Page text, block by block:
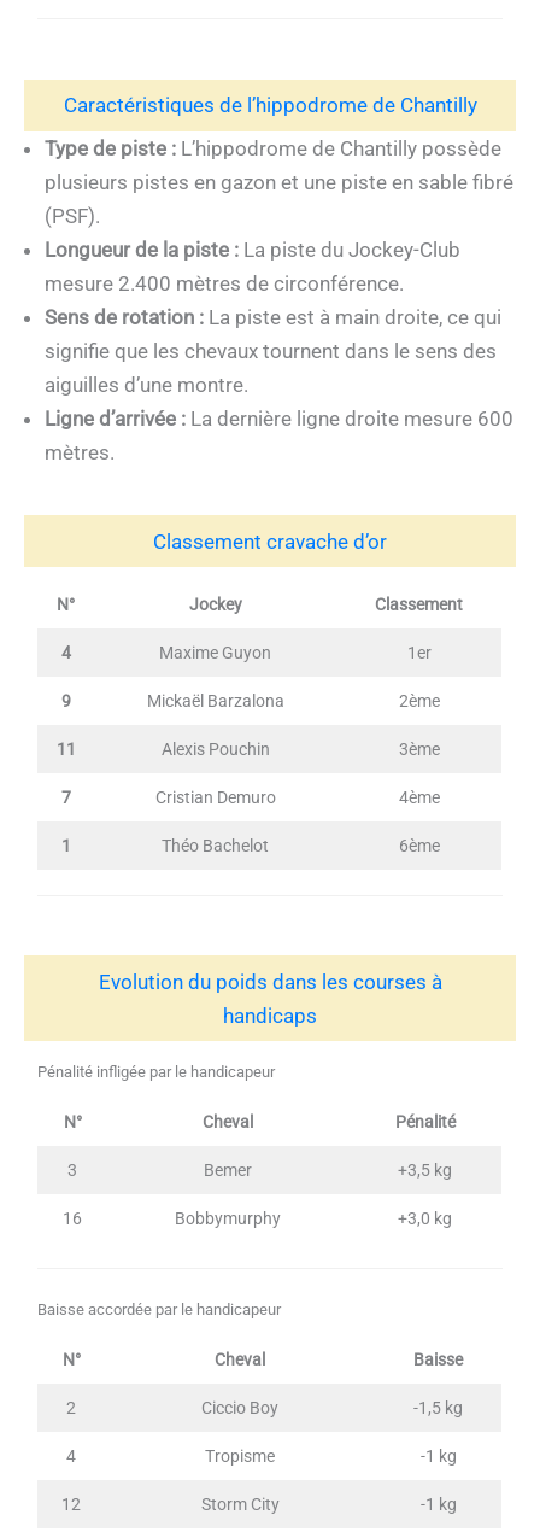
Caractéristiques de l’hippodrome de Chantilly
Type de piste : L’hippodrome de Chantilly possède
plusieurs pistes en gazon et une piste en sable fibré
(PSF).
Longueur de la piste : La piste du Jockey-Club
mesure 2.400 mètres de circonférence.
Sens de rotation : La piste est à main droite, ce qui
signifie que les chevaux tournent dans le sens des
aiguilles d’une montre.
Ligne d’arrivée : La dernière ligne droite mesure 600
mètres.
Classement cravache d’or
N° Jockey Classement
4 Maxime Guyon 1er
9 Mickaël Barzalona 2ème
11 Alexis Pouchin 3ème
7 Cristian Demuro 4ème
1 Théo Bachelot 6ème
Evolution du poids dans les courses à
handicaps
Pénalité infligée par le handicapeur
N° Cheval Pénalité
3 Bemer +3,5 kg
16 Bobbymurphy +3,0 kg
Baisse accordée par le handicapeur
N° Cheval Baisse
2 Ciccio Boy -1,5 kg
4 Tropisme -1 kg
12 Storm City -1 kg